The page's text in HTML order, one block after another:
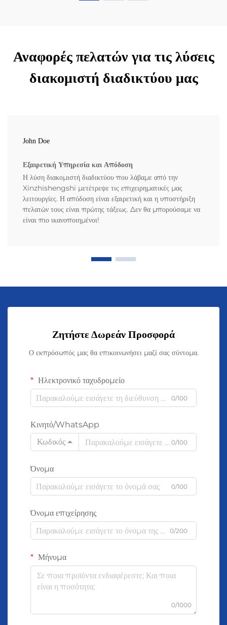
Αναφορές πελατών για τις λύσεις
διακομιστή διαδικτύου μας
John Doe
Εξαιρετική Υπηρεσία και Απόδοση
Η λύση διακομιστή διαδικτύου που λάβαμε από την
Xinzhishengshi μετέτρεψε τις επιχειρηματικές μας
λειτουργίες. Η απόδοση είναι εξαιρετική και η υποστήριξη
πελατών τους είναι πρώτης τάξεως. Δεν θα μπορούσαμε να
είναι πιο ικανοποιημένοι!
Ζητήστε Δωρεάν Προσφορά
Ο εκπρόσωπός μας θα επικοινωνήσει μαζί σας σύντομα.
Ηλεκτρονικό ταχυδρομείο
0/100
Κινητό/WhatsApp
Κωδικός
0/100
Όνομα
0/100
Όνομα επιχείρησης
0/200
Μήνυμα
0/1000